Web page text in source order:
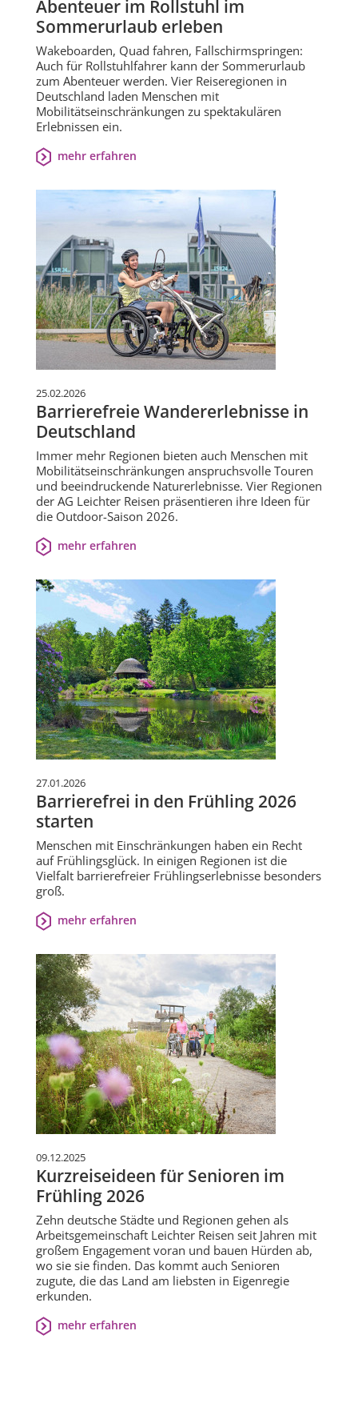
Abenteuer im Rollstuhl im
Sommerurlaub erleben
Wakeboarden, Quad fahren, Fallschirmspringen:
Auch für Rollstuhlfahrer kann der Sommerurlaub
zum Abenteuer werden. Vier Reiseregionen in
Deutschland laden Menschen mit
Mobilitätseinschränkungen zu spektakulären
Erlebnissen ein.
mehr erfahren
25.02.2026
Barrierefreie Wandererlebnisse in
Deutschland
Immer mehr Regionen bieten auch Menschen mit
Mobilitätseinschränkungen anspruchsvolle Touren
und beeindruckende Naturerlebnisse. Vier Regionen
der AG Leichter Reisen präsentieren ihre Ideen für
die Outdoor-Saison 2026.
mehr erfahren
27.01.2026
Barrierefrei in den Frühling 2026
starten
Menschen mit Einschränkungen haben ein Recht
auf Frühlingsglück. In einigen Regionen ist die
Vielfalt barrierefreier Frühlingserlebnisse besonders
groß.
mehr erfahren
09.12.2025
Kurzreiseideen für Senioren im
Frühling 2026
Zehn deutsche Städte und Regionen gehen als
Arbeitsgemeinschaft Leichter Reisen seit Jahren mit
großem Engagement voran und bauen Hürden ab,
wo sie sie finden. Das kommt auch Senioren
zugute, die das Land am liebsten in Eigenregie
erkunden.
mehr erfahren